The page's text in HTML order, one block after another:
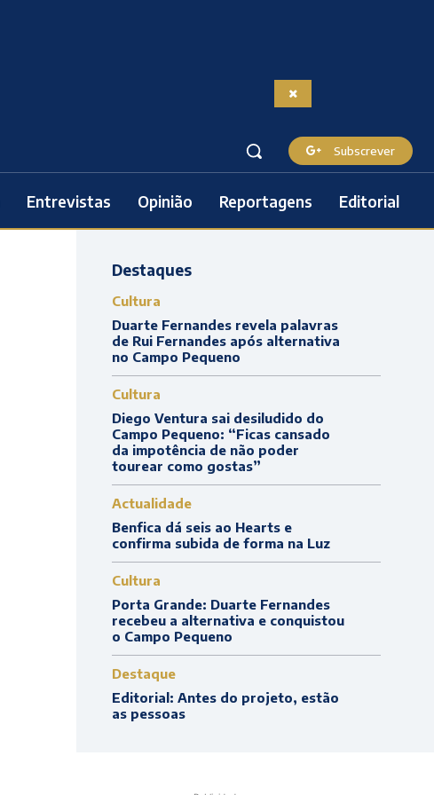
Subscrever
Entrevistas Opinião Reportagens Editorial
Destaques
Cultura
Duarte Fernandes revela palavras
de Rui Fernandes após alternativa
no Campo Pequeno
Cultura
Diego Ventura sai desiludido do
Campo Pequeno: “Ficas cansado
da impotência de não poder
tourear como gostas”
Actualidade
Benfica dá seis ao Hearts e
confirma subida de forma na Luz
Cultura
Porta Grande: Duarte Fernandes
recebeu a alternativa e conquistou
o Campo Pequeno
Destaque
Editorial: Antes do projeto, estão
as pessoas